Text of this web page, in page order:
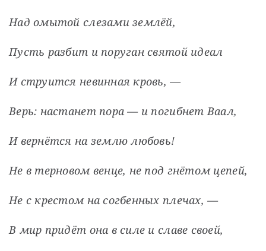
Над омытой слезами землёй,
Пусть разбит и поруган святой идеал
И струится невинная кровь, —
Верь: настанет пора — и погибнет Ваал,
И вернётся на землю любовь!
Не в терновом венце, не под гнётом цепей,
Не с крестом на согбенных плечах, —
В мир придёт она в силе и славе своей,